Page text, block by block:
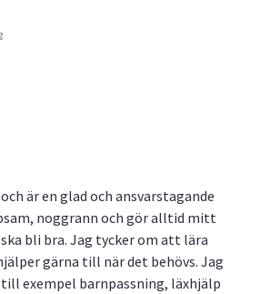
är en glad och ansvarstagande
noggrann och gör alltid mitt
bli bra. Jag tycker om att lära
gärna till när det behövs. Jag
exempel barnpassning, läxhjälp